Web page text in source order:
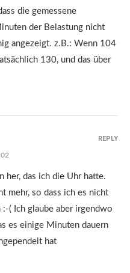
die gemessene
der Belastung nicht
angezeigt. z.B.: Wenn 104
130, und das über
her, das ich die Uhr hatte.
mehr, so dass ich es nicht
( Ich glaube aber irgendwo
es einige Minuten dauern
hat
REPLY